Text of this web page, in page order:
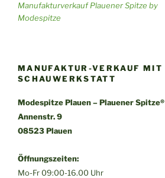
Manufakturverkauf Plauener Spitze by
Modespitze
MANUFAKTUR-VERKAUF MIT
SCHAUWERKSTATT
Modespitze Plauen – Plauener Spitze®
Annenstr. 9
08523 Plauen
Öffnungszeiten:
Mo-Fr 09:00-16.00 Uhr